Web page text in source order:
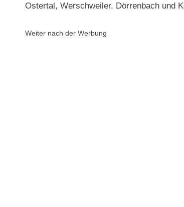
Ostertal, Werschweiler, Dörrenbach und
Weiter nach der Werbung